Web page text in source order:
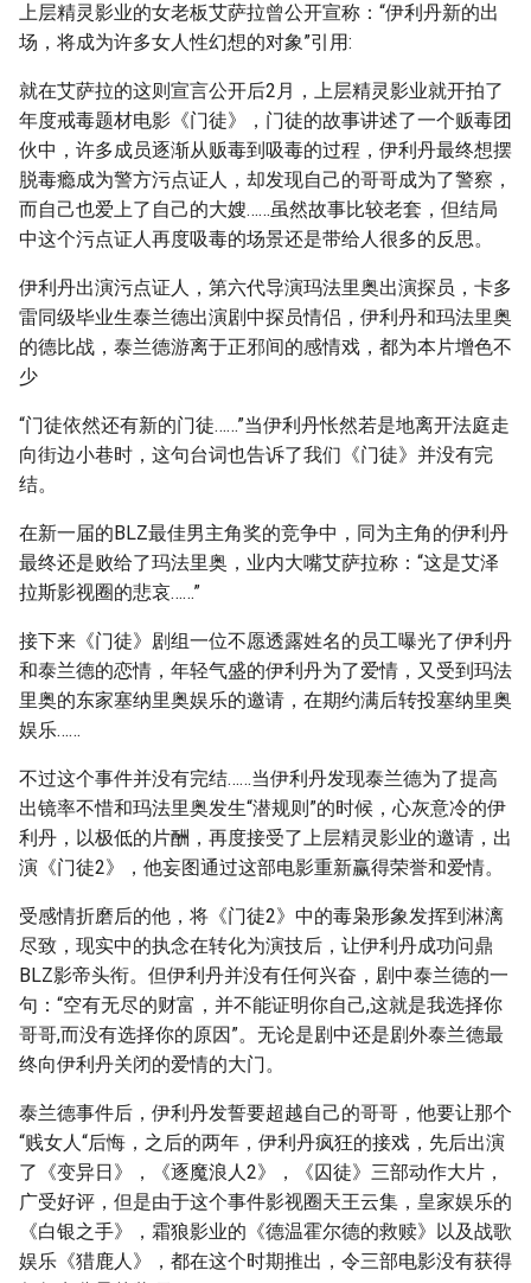
上层精灵影业的女老板艾萨拉曾公开宣称：“伊利丹新的出
场，将成为许多女人性幻想的对象”引用:
就在艾萨拉的这则宣言公开后2月，上层精灵影业就开拍了
年度戒毒题材电影《门徒》，门徒的故事讲述了一个贩毒团
伙中，许多成员逐渐从贩毒到吸毒的过程，伊利丹最终想摆
脱毒瘾成为警方污点证人，却发现自己的哥哥成为了警察，
而自己也爱上了自己的大嫂……虽然故事比较老套，但结局
中这个污点证人再度吸毒的场景还是带给人很多的反思。
伊利丹出演污点证人，第六代导演玛法里奥出演探员，卡多
雷同级毕业生泰兰德出演剧中探员情侣，伊利丹和玛法里奥
的德比战，泰兰德游离于正邪间的感情戏，都为本片增色不
少
“门徒依然还有新的门徒……”当伊利丹怅然若是地离开法庭走
向街边小巷时，这句台词也告诉了我们《门徒》并没有完
结。
在新一届的BLZ最佳男主角奖的竞争中，同为主角的伊利丹
最终还是败给了玛法里奥，业内大嘴艾萨拉称：“这是艾泽
拉斯影视圈的悲哀……”
接下来《门徒》剧组一位不愿透露姓名的员工曝光了伊利丹
和泰兰德的恋情，年轻气盛的伊利丹为了爱情，又受到玛法
里奥的东家塞纳里奥娱乐的邀请，在期约满后转投塞纳里奥
娱乐……
不过这个事件并没有完结……当伊利丹发现泰兰德为了提高
出镜率不惜和玛法里奥发生“潜规则”的时候，心灰意冷的伊
利丹，以极低的片酬，再度接受了上层精灵影业的邀请，出
演《门徒2》，他妄图通过这部电影重新赢得荣誉和爱情。
受感情折磨后的他，将《门徒2》中的毒枭形象发挥到淋漓
尽致，现实中的执念在转化为演技后，让伊利丹成功问鼎
BLZ影帝头衔。但伊利丹并没有任何兴奋，剧中泰兰德的一
句：“空有无尽的财富，并不能证明你自己,这就是我选择你
哥哥,而没有选择你的原因”。无论是剧中还是剧外泰兰德最
终向伊利丹关闭的爱情的大门。
泰兰德事件后，伊利丹发誓要超越自己的哥哥，他要让那个
“贱女人“后悔，之后的两年，伊利丹疯狂的接戏，先后出演
了《变异日》，《逐魔浪人2》，《囚徒》三部动作大片，
广受好评，但是由于这个事件影视圈天王云集，皇家娱乐的
《白银之手》，霜狼影业的《德温霍尔德的救赎》以及战歌
娱乐《猎鹿人》，都在这个时期推出，令三部电影没有获得